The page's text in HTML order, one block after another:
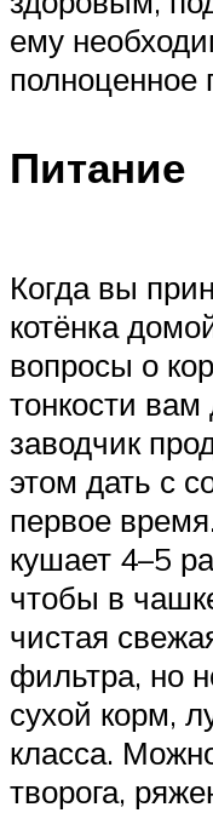
ему
полноценное
Питание
Когда вы
котёнка
вопросы о
тонкости вам
заводчик
этом дать с
первое
кушает 4–5
чтобы в
чистая
фильтра, но
сухой корм,
класса.
творога,